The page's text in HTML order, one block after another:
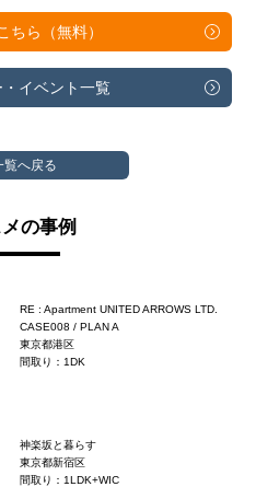
ちら（無料）
イベント一覧
覧へ戻る
の事例
RE : Apartment UNITED ARROWS LTD.
CASE008 / PLAN A
東京都港区
間取り：1DK
神楽坂と暮らす
東京都新宿区
間取り：1LDK+WIC